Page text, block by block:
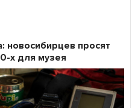
новосибирцев просят
х для музея